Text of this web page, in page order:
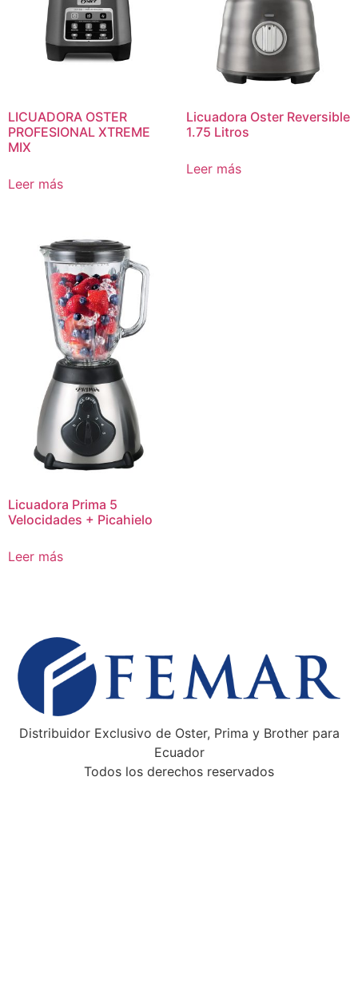
LICUADORA OSTER
PROFESIONAL XTREME
MIX
Leer más
Licuadora Oster Reversible
1.75 Litros
Leer más
Licuadora Prima 5
Velocidades + Picahielo
Leer más
Distribuidor Exclusivo de Oster, Prima y Brother para
Ecuador
Todos los derechos reservados